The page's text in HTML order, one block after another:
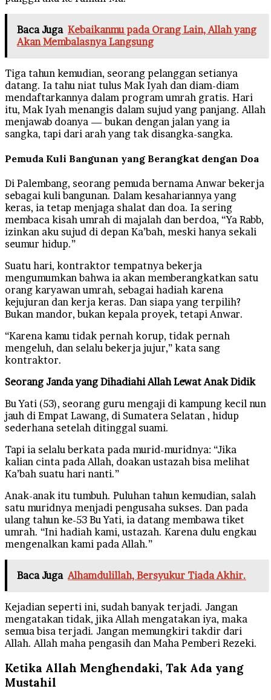
Baca Juga Kebaikanmu pada Orang Lain, Allah yang
Akan Membalasnya Langsung
Tiga tahun kemudian, seorang pelanggan setianya
datang. Ia tahu niat tulus Mak Iyah dan diam-diam
mendaftarkannya dalam program umrah gratis. Hari
itu, Mak Iyah menangis dalam sujud yang panjang. Allah
menjawab doanya — bukan dengan jalan yang ia
sangka, tapi dari arah yang tak disangka-sangka.
Pemuda Kuli Bangunan yang Berangkat dengan Doa
Di Palembang, seorang pemuda bernama Anwar bekerja
sebagai kuli bangunan. Dalam kesahariannya yang
keras, ia tetap menjaga shalat dan doa. Ia sering
membaca kisah umrah di majalah dan berdoa, “Ya Rabb,
izinkan aku sujud di depan Ka’bah, meski hanya sekali
seumur hidup.”
Suatu hari, kontraktor tempatnya bekerja
mengumumkan bahwa ia akan memberangkatkan satu
orang karyawan umrah, sebagai hadiah karena
kejujuran dan kerja keras. Dan siapa yang terpilih?
Bukan mandor, bukan kepala proyek, tetapi Anwar.
“Karena kamu tidak pernah korup, tidak pernah
mengeluh, dan selalu bekerja jujur,” kata sang
kontraktor.
Seorang Janda yang Dihadiahi Allah Lewat Anak Didik
Bu Yati (53), seorang guru mengaji di kampung kecil nun
jauh di Empat Lawang, di Sumatera Selatan , hidup
sederhana setelah ditinggal suami.
Tapi ia selalu berkata pada murid-muridnya: “Jika
kalian cinta pada Allah, doakan ustazah bisa melihat
Ka’bah suatu hari nanti.”
Anak-anak itu tumbuh. Puluhan tahun kemudian, salah
satu muridnya menjadi pengusaha sukses. Dan pada
ulang tahun ke-53 Bu Yati, ia datang membawa tiket
umrah. “Ini hadiah kami, ustazah. Karena dulu engkau
mengenalkan kami pada Allah.”
Baca Juga Alhamdulillah, Bersyukur Tiada Akhir.
Kejadian seperti ini, sudah banyak terjadi. Jangan
mengatakan tidak, jika Allah mengatakan iya, maka
semua bisa terjadi. Jangan memungkiri takdir dari
Allah. Allah maha pengasih dan Maha Pemberi Rezeki.
Ketika Allah Menghendaki, Tak Ada yang
Mustahil